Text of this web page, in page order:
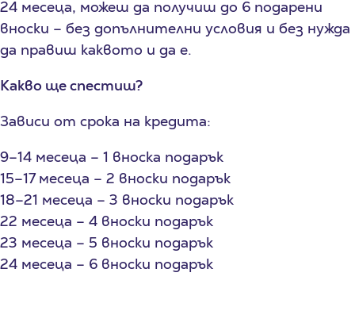
24 месеца, можеш да получиш до 6 подарени
вноски – без допълнителни условия и без нужда
да правиш каквото и да е.
Какво ще спестиш?
Зависи от срока на кредита:
9–14 месеца – 1 вноска подарък
15–17 месеца – 2 вноски подарък
18–21 месеца – 3 вноски подарък
22 месеца – 4 вноски подарък
23 месеца – 5 вноски подарък
24 месеца – 6 вноски подарък